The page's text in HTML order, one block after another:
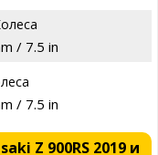
/ 7.5 in
/ 7.5 in
Z 900RS 2019 и